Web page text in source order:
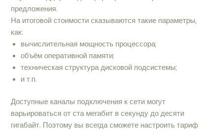
предложения.
На итоговой стоимости сказываются такие параметры,
как:
вычислительная мощность процессора;
объём оперативной памяти;
техническая структура дисковой подсистемы;
и т.п.
Доступные каналы подключения к сети могут
варьироваться от ста мегабит в секунду до десяти
гигабайт. Поэтому вы всегда сможете настроить тариф